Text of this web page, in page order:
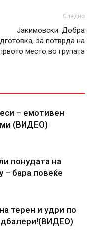
Следно
Јакимовски: Добра
за потврда на
место во групата
– емотивен
(ВИДЕО)
понудата на
– бара повеќе
терен и удри по